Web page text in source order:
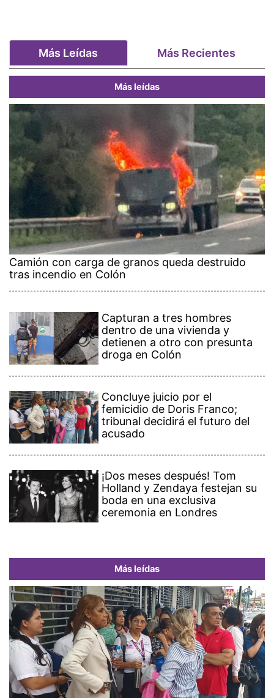
Más Leídas Más Recientes
Más leídas
Camión con carga de granos queda destruido
tras incendio en Colón
Capturan a tres hombres
dentro de una vivienda y
detienen a otro con presunta
droga en Colón
Concluye juicio por el
femicidio de Doris Franco;
tribunal decidirá el futuro del
acusado
¡Dos meses después! Tom
Holland y Zendaya festejan su
boda en una exclusiva
ceremonia en Londres
Más leídas